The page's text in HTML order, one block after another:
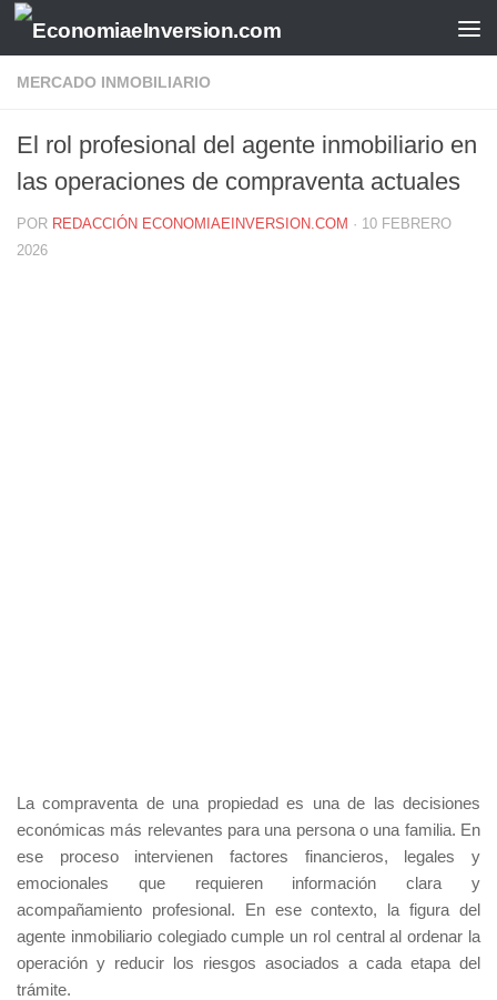
Saltar al contenido
MERCADO INMOBILIARIO
El rol profesional del agente inmobiliario en
las operaciones de compraventa actuales
POR REDACCIÓN ECONOMIAEINVERSION.COM · 10 FEBRERO
2026
La compraventa de una propiedad es una de las decisiones
económicas más relevantes para una persona o una familia. En
ese proceso intervienen factores financieros, legales y
emocionales que requieren información clara y
acompañamiento profesional. En ese contexto, la figura del
agente inmobiliario colegiado cumple un rol central al ordenar la
operación y reducir los riesgos asociados a cada etapa del
trámite.